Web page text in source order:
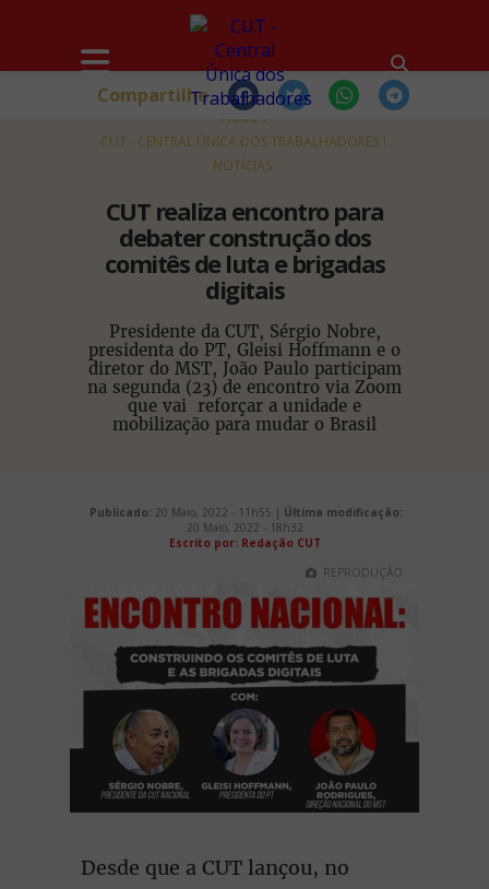
HOME
CUT - CENTRAL ÚNICA DOS TRABALHADORES
NOTÍCIAS
CUT realiza encontro para
debater construção dos
comitês de luta e brigadas
digitais
Presidente da CUT, Sérgio Nobre,
presidenta do PT, Gleisi Hoffmann e o
diretor do MST, João Paulo participam
na segunda (23) de encontro via Zoom
que vai reforçar a unidade e
mobilização para mudar o Brasil
Compartilhe
Publicado: 20 Maio, 2022 - 11h55 | Última modificação:
20 Maio, 2022 - 18h32
Escrito por: Redação CUT
REPRODUÇÃO
Desde que a CUT lançou, no